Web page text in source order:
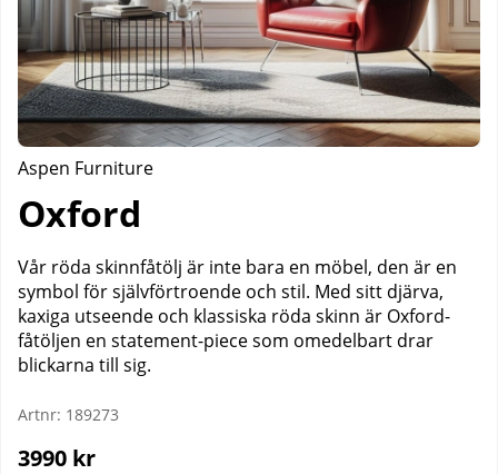
Aspen Furniture
Oxford
Vår röda skinnfåtölj är inte bara en möbel, den är en
symbol för självförtroende och stil. Med sitt djärva,
kaxiga utseende och klassiska röda skinn är Oxford-
fåtöljen en statement-piece som omedelbart drar
blickarna till sig.
Artnr: 189273
3990 kr